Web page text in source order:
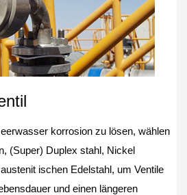
korrosion zu lösen, wählen
(Super) Duplex stahl, Nickel
ischen Edelstahl, um Ventile
und einen längeren